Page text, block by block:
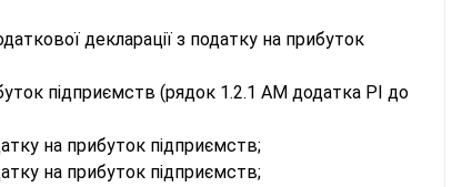
декларації з податку на прибуток
підприємств (рядок 1.2.1 АМ додатка РІ до
на прибуток підприємств;
на прибуток підприємств;